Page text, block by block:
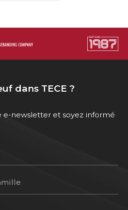
dans TECE ?
e-newsletter et soyez informé